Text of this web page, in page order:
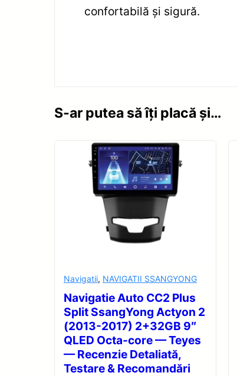
confortabilă și sigură.
S-ar putea să îți placă și…
Navigatii, NAVIGATII SSANGYONG
Navigatie Auto CC2 Plus
Split SsangYong Actyon 2
(2013-2017) 2+32GB 9″
QLED Octa-core — Teyes
— Recenzie Detaliată,
Testare & Recomandări